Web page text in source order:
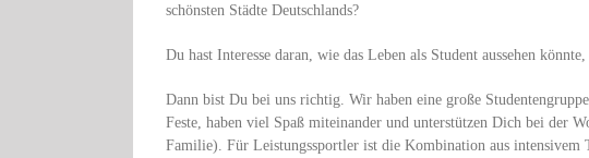
schönsten Städte Deutschlands?
Du hast Interesse daran, wie das Leben als Student aussehen
Dann bist Du bei uns richtig. Wir haben eine große
Feste, haben viel Spaß miteinander und unterstützen Dich bei der
Familie). Für Leistungssportler ist die Kombination aus